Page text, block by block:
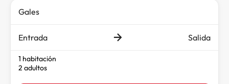
Entrada Salida
1 habitación
2 adultos